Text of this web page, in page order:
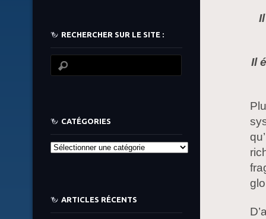
Il
RECHERCHER SUR LE SITE :
CATÉGORIES
Catégories
ARTICLES RÉCENTS